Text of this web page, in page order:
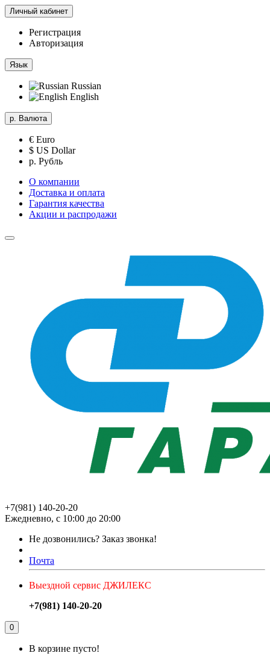
Личный кабинет
Регистрация
Авторизация
Язык
Russian
English
р. Валюта
€ Euro
$ US Dollar
р. Рубль
О компании
Доставка и оплата
Гарантия качества
Акции и распродажи
+7(981) 140-20-20
Ежедневно, с 10:00 до 20:00
Не дозвонились? Заказ звонка!
Почта
Выездной сервис ДЖИЛЕКС
+7(981) 140-20-20
0
В корзине пусто!